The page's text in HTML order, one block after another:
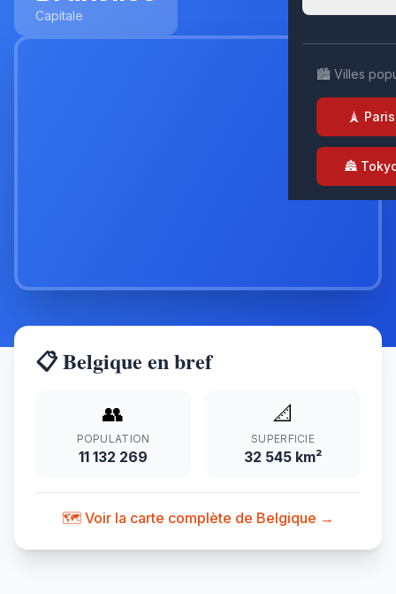
🏙️ Villes
🗼 Paris
🏯
Capitale
📋 Belgique en bref
👥
POPULATION
11 132 269
📐
SUPERFICIE
32 545 km²
🗺️ Voir la carte complète de Belgique →